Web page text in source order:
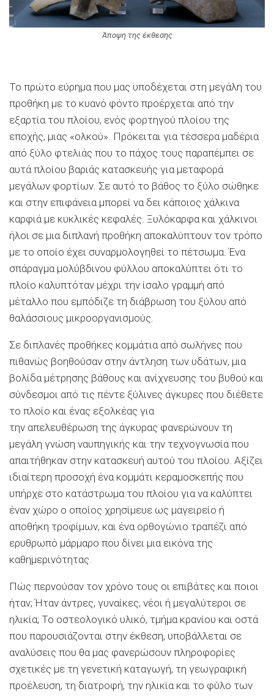
Άποψη της έκθεσης
Το πρώτο εύρημα που μας υποδέχεται στη μεγάλη του
προθήκη με το κυανό φόντο προέρχεται από την
εξαρτία του πλοίου, ενός φορτηγού πλοίου της
εποχής, μιας «ολκού». Πρόκειται για τέσσερα μαδέρια
από ξύλο φτελιάς που το πάχος τους παραπέμπει σε
αυτά πλοίου βαριάς κατασκευής για μεταφορά
μεγάλων φορτίων. Σε αυτό το βάθος το ξύλο σώθηκε
και στην επιφάνεια μπορεί να δει κάποιος χάλκινα
καρφιά με κυκλικές κεφαλές. Ξυλόκαρφα και χάλκινοι
ήλοι σε μια διπλανή προθήκη αποκαλύπτουν τον τρόπο
με το οποίο έχει συναρμολογηθεί το πέτσωμα. Ένα
σπάραγμα μολύβδινου φύλλου αποκαλύπτει ότι το
πλοίο καλυπτόταν μέχρι την ίσαλο γραμμή από
μέταλλο που εμπόδιζε τη διάβρωση του ξύλου από
θαλάσσιους μικροοργανισμούς.
Σε διπλανές προθήκες κομμάτια από σωλήνες που
πιθανώς βοηθούσαν στην άντληση των υδάτων, μια
βολίδα μέτρησης βάθους και ανίχνευσης του βυθού και
σύνδεσμοι από τις πέντε ξύλινες άγκυρες που διέθετε
το πλοίο και ένας εξολκέας για
την απελευθέρωση της άγκυρας φανερώνουν τη
μεγάλη γνώση ναυπηγικής και την τεχνογνωσία που
απαιτήθηκαν στην κατασκευή αυτού του πλοίου. Αξίζει
ιδιαίτερη προσοχή ένα κομμάτι κεραμοσκεπής που
υπήρχε στο κατάστρωμα του πλοίου για να καλύπτει
έναν χώρο ο οποίος χρησίμευε ως μαγειρείο ή
αποθήκη τροφίμων, και ένα ορθογώνιο τραπέζι από
ερυθρωπό μάρμαρο που δίνει μια εικόνα της
καθημερινότητας.
Πώς περνούσαν τον χρόνο τους οι επιβάτες και ποιοι
ήταν; Ήταν άντρες, γυναίκες, νέοι ή μεγαλύτεροι σε
ηλικία; Το οστεολογικό υλικό, τμήμα κρανίου και οστά
που παρουσιάζονται στην έκθεση, υποβάλλεται σε
αναλύσεις που θα μας φανερώσουν πληροφορίες
σχετικές με τη γενετική καταγωγή, τη γεωγραφική
προέλευση, τη διατροφή, την ηλικία και το φύλο των